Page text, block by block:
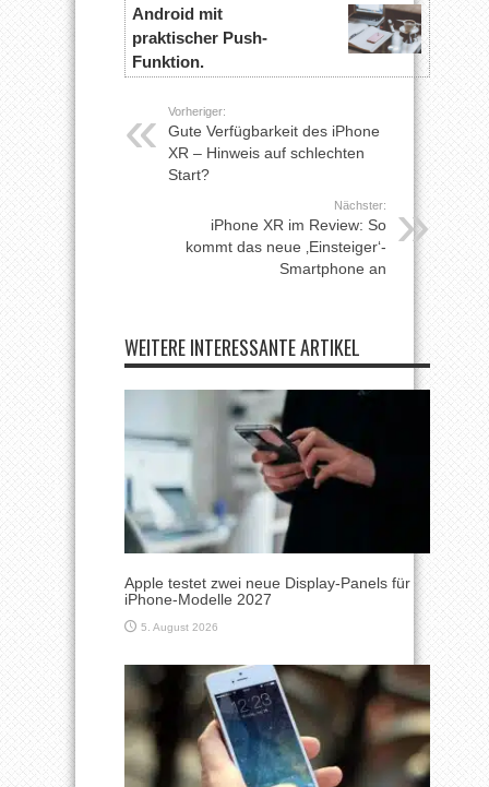
Android mit
praktischer Push-
Funktion.
Vorheriger:
Gute Verfügbarkeit des iPhone
XR – Hinweis auf schlechten
Start?
Nächster:
iPhone XR im Review: So
kommt das neue ‚Einsteiger‘-
Smartphone an
WEITERE INTERESSANTE ARTIKEL
Apple testet zwei neue Display-Panels für
iPhone-Modelle 2027
5. August 2026